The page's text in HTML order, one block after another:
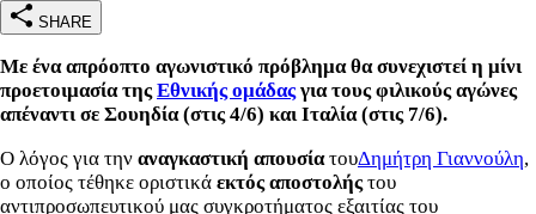
SHARE
Με ένα απρόοπτο αγωνιστικό πρόβλημα θα συνεχιστεί η μίνι
προετοιμασία τηςΕθνικής ομάδαςγια τους φιλικούς αγώνες
απέναντι σε Σουηδία (στις 4/6) και Ιταλία (στις 7/6).
Ο λόγος για την αναγκαστική απουσίατουΔημήτρη Γιαννούλη,
ο οποίος τέθηκε οριστικά εκτός αποστολήςτου
αντιπροσωπευτικού μας συγκροτήματος εξαιτίας του